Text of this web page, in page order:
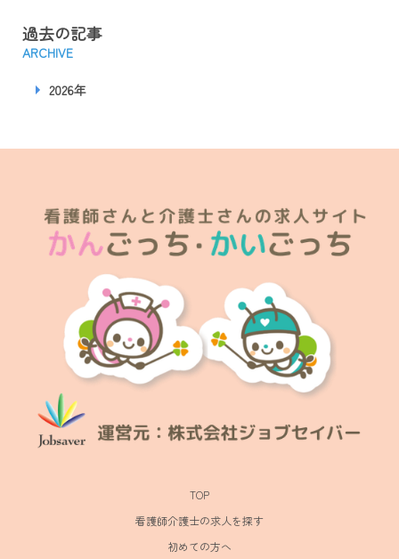
過去の記事
ARCHIVE
2026年
TOP
看護師介護士の求人を探す
初めての方へ